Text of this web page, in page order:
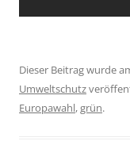
Dieser Beitrag wurde
Umweltschutz
Europawahl,grün.